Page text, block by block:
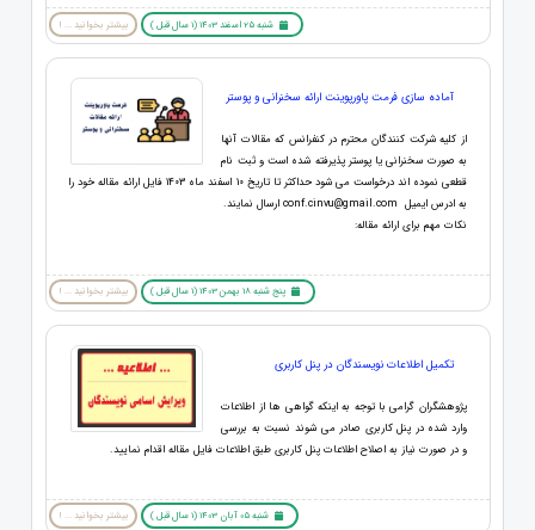
شنبه 25 اسفند 1403 (1 سال قبل ) بیشتر بخوانید ... !
آماده سازی فرمت پاورپوینت ارائه سخنرانی و پوستر
از کلیه شرکت کنندگان محترم در کنفرانس که مقالات آنها
به صورت سخنرانی یا پوستر پذیرفته شده است و ثبت نام
قطعی نموده اند درخواست می شود حداکثر تا تاریخ 10 اسفند ماه 1403 فایل ارائه مقاله خود را
به ادرس ایمیل conf.cinvu@gmail.com ارسال نمایند.
نکات مهم برای ارائه مقاله:
پنج شنبه 18 بهمن 1403 (1 سال قبل ) بیشتر بخوانید ... !
تکمیل اطلاعات نویسندگان در پنل کاربری
پژوهشگران گرامی با توجه به اینکه گواهی ها از اطلاعات
وارد شده در پنل کاربری صادر می شوند نسبت به بررسی
و در صورت نیاز به اصلاح اطلاعات پنل کاربری طبق اطلاعات فایل مقاله اقدام نمایید.
شنبه 05 آبان 1403 (1 سال قبل ) بیشتر بخوانید ... !